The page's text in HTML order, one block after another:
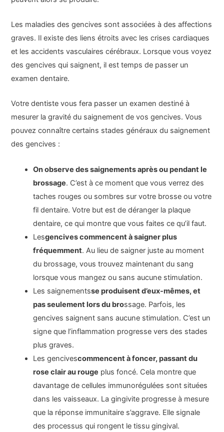
Les maladies des gencives sont associées à des affections
graves. Il existe des liens étroits avec les crises cardiaques
et les accidents vasculaires cérébraux. Lorsque vous voyez
des gencives qui saignent, il est temps de passer un
examen dentaire.
Votre dentiste vous fera passer un examen destiné à
mesurer la gravité du saignement de vos gencives. Vous
pouvez connaître certains stades généraux du saignement
des gencives :
On observe des saignements après ou pendant le
brossage. C’est à ce moment que vous verrez des
taches rouges ou sombres sur votre brosse ou votre
fil dentaire. Votre but est de déranger la plaque
dentaire, ce qui montre que vous faites ce qu’il faut.
Lesgencives commencent à saigner plus
fréquemment. Au lieu de saigner juste au moment
du brossage, vous trouvez maintenant du sang
lorsque vous mangez ou sans aucune stimulation.
Les saignementsse produisent d’eux-mêmes, et
pas seulement lors du brossage. Parfois, les
gencives saignent sans aucune stimulation. C’est un
signe que l’inflammation progresse vers des stades
plus graves.
Les gencivescommencent à foncer, passant du
rose clair au rouge plus foncé. Cela montre que
davantage de cellules immunorégulées sont situées
dans les vaisseaux. La gingivite progresse à mesure
que la réponse immunitaire s’aggrave. Elle signale
des processus qui rongent le tissu gingival.